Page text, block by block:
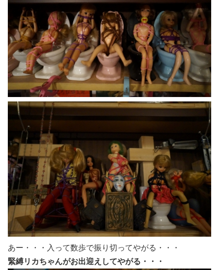
あー・・・入って数歩で振り切ってやがる・・・
緊縛リカちゃんがお出迎えしてやがる・・・